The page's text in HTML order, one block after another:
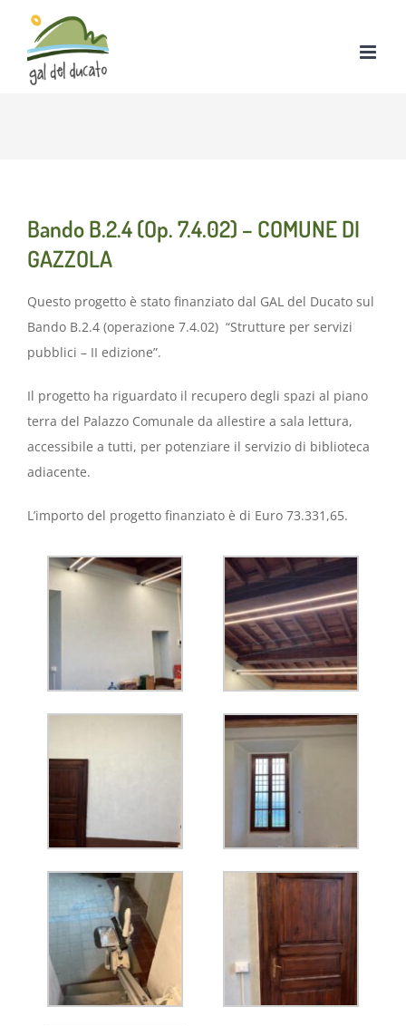
contenuto
Bando B.2.4 (Op. 7.4.02) – COMUNE DI
GAZZOLA
Questo progetto è stato finanziato dal GAL del Ducato sul
Bando B.2.4 (operazione 7.4.02) “Strutture per servizi
pubblici – II edizione”.
Il progetto ha riguardato il recupero degli spazi al piano
terra del Palazzo Comunale da allestire a sala lettura,
accessibile a tutti, per potenziare il servizio di biblioteca
adiacente.
L’importo del progetto finanziato è di Euro 73.331,65.